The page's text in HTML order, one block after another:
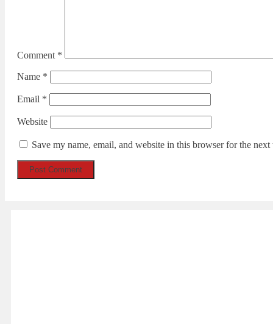
Comment *
Name *
Email *
Website
Save my name, email, and website in this browser for the